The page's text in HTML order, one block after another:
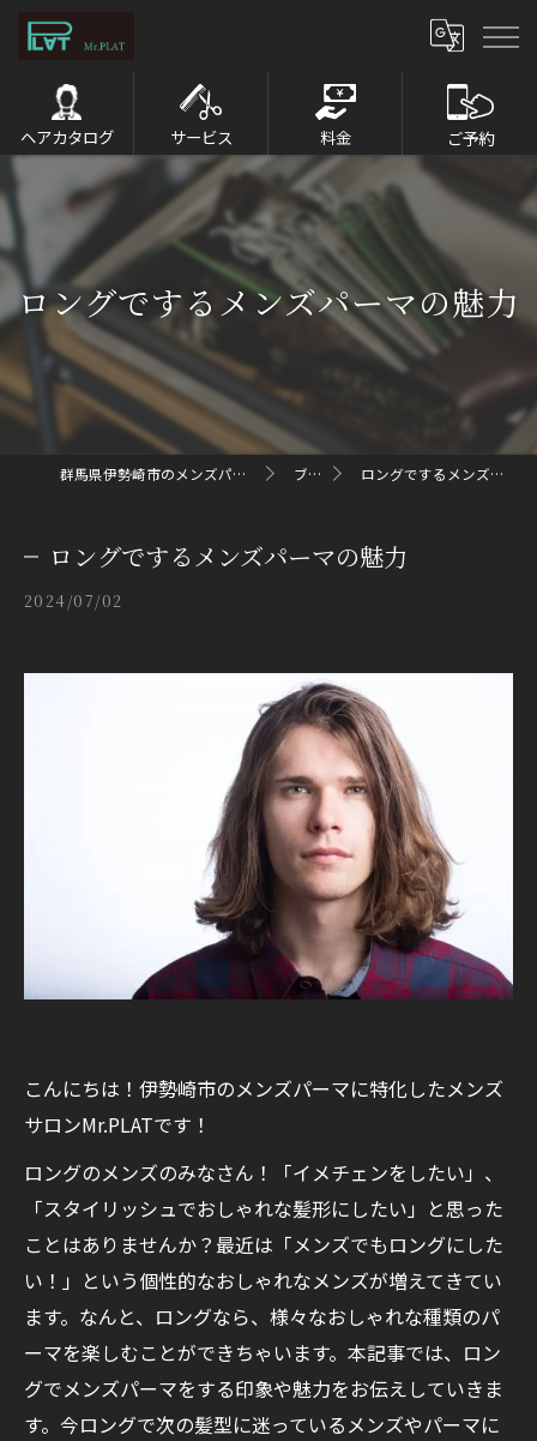
ヘアカタログ サービス 料金 ご予約
ロングでするメンズパーマの魅力
群馬県伊勢崎市のメンズパーマならMr.PLAT ブログ ロングでするメンズパーマの魅力
ロングでするメンズパーマの魅力
2024/07/02
こんにちは！伊勢崎市のメンズパーマに特化したメンズ
サロンMr.PLATです！
ロングのメンズのみなさん！「イメチェンをしたい」、
「スタイリッシュでおしゃれな髪形にしたい」と思った
ことはありませんか？最近は「メンズでもロングにした
い！」という個性的なおしゃれなメンズが増えてきてい
ます。なんと、ロングなら、様々なおしゃれな種類のパ
ーマを楽しむことができちゃいます。本記事では、ロン
グでメンズパーマをする印象や魅力をお伝えしていきま
す。今ロングで次の髪型に迷っているメンズやパーマに